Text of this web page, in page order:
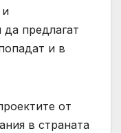
предлагат
и в
от
в страната